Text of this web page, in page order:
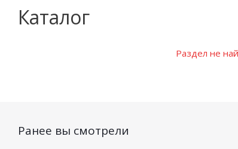
Каталог
Раздел не
Ранее вы смотрели